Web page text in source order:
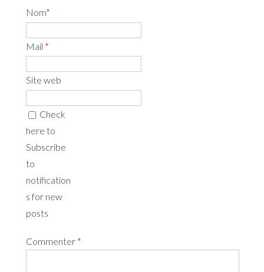
Nom*
Mail *
Site web
Check
here to
Subscribe
to
notification
s for new
posts
Commenter *